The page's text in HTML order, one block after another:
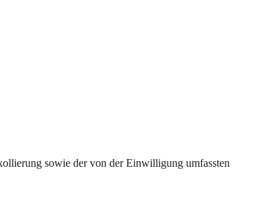
sowie der von der Einwilligung umfassten